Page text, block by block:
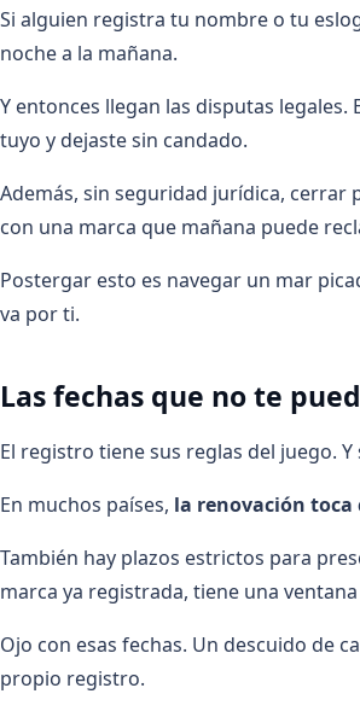
Si alguien registra tu nombre o tu
noche a la mañana.
Y entonces llegan las disputas
tuyo y dejaste sin candado.
Además, sin seguridad jurídica, cerrar
con una marca que mañana puede
Postergar esto es navegar un mar
va por ti.
Las fechas que no te
El registro tiene sus reglas del juego. Y
En muchos países, la renovación toca
También hay plazos estrictos para
marca ya registrada, tiene una
Ojo con esas fechas. Un descuido de
propio registro.